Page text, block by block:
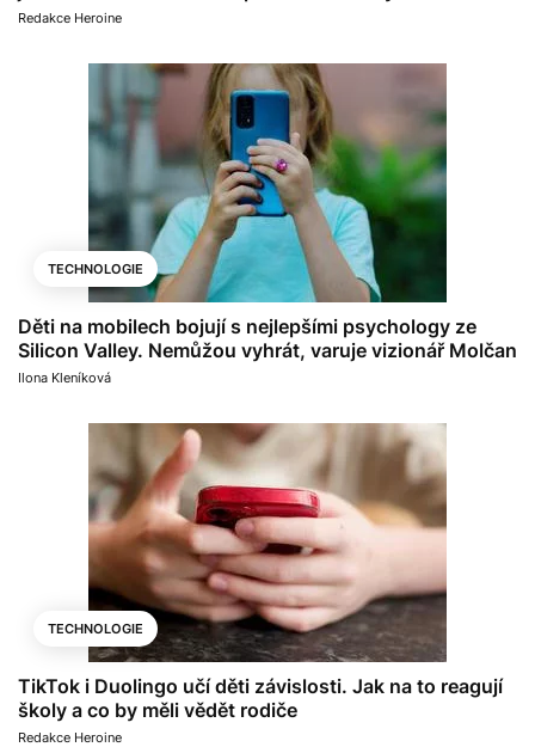
Redakce Heroine
TECHNOLOGIE
Děti na mobilech bojují s nejlepšími psychology ze
Silicon Valley. Nemůžou vyhrát, varuje vizionář Molčan
Ilona Kleníková
TECHNOLOGIE
TikTok i Duolingo učí děti závislosti. Jak na to reagují
školy a co by měli vědět rodiče
Redakce Heroine